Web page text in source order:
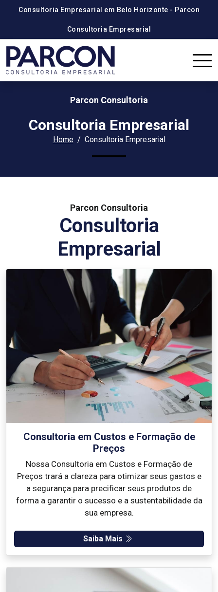
Consultoria Empresarial em Belo Horizonte - Parcon
Consultoria Empresarial
Parcon Consultoria
Consultoria Empresarial
Home Consultoria Empresarial
Parcon Consultoria
Consultoria
Empresarial
Consultoria em Custos e Formação de
Preços
Nossa Consultoria em Custos e Formação de
Preços trará a clareza para otimizar seus gastos e
a segurança para precificar seus produtos de
forma a garantir o sucesso e a sustentabilidade da
sua empresa.
Saiba Mais